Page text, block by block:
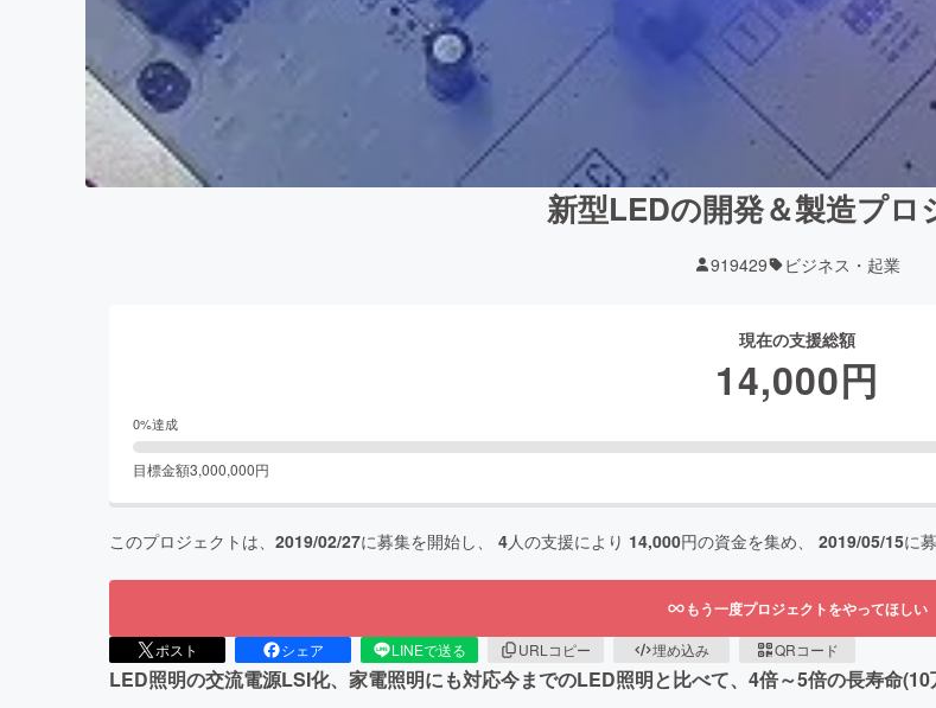
新型LEDの開発＆製造プロ
919429 ビジネス・起業
現在の支援総額
14,000円
0%達成
目標金額3,000,000円
このプロジェクトは、 2019/02/27に募集を開始し、 4人の支援により 14,000円の資金を集め、 2019/05/15に
もう一度プロジェクトをやってほしい
ポスト シェア LINEで送る URLコピー 埋め込み QRコード
LED照明の交流電源LSI化、家電照明にも対応今までのLED照明と比べて、4倍～5倍の長寿命